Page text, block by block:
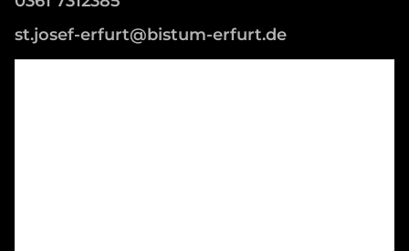
st.josef-erfurt@bistum-erfurt.de